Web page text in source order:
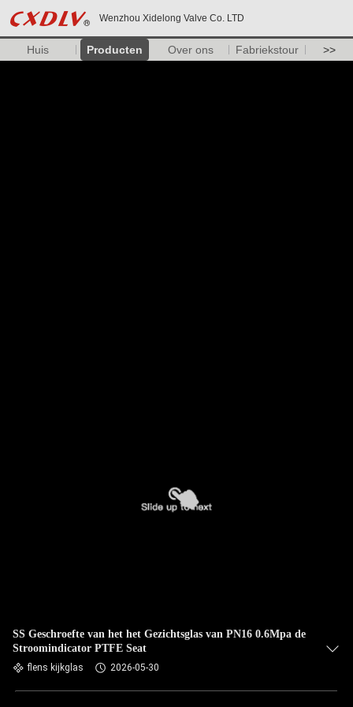
Wenzhou Xidelong Valve Co. LTD
Huis Producten Over ons Fabriekstour >>
SS Geschroefte van het het Gezichtsglas van PN16 0.6Mpa de
Stroomindicator PTFE Seat
flens kijkglas 2026-05-30